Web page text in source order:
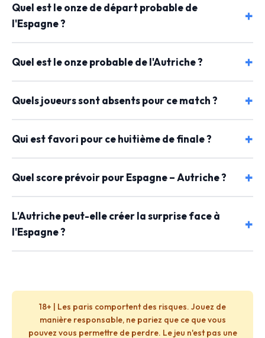
Quel est le onze de départ probable de
l'Espagne ?
Quel est le onze probable de l'Autriche ?
Quels joueurs sont absents pour ce match ?
Qui est favori pour ce huitième de finale ?
Quel score prévoir pour Espagne – Autriche ?
L'Autriche peut-elle créer la surprise face à
l'Espagne ?
18+ | Les paris comportent des risques. Jouez de
manière responsable, ne pariez que ce que vous
pouvez vous permettre de perdre. Le jeu n'est pas une